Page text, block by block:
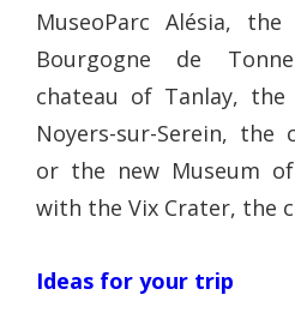
MuseoParc Alésia,
Bourgogne de
chateau of Tanlay,
Noyers-sur-Serein, the
or the new Museum of
with the Vix Crater, the
Ideas for your trip